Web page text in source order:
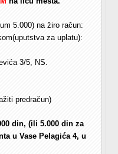
5.000) na žiro račun:
za uplatu):
3/5, NS.
predračun)
din, (ili 5.000 din za
u Vase Pelagića 4, u